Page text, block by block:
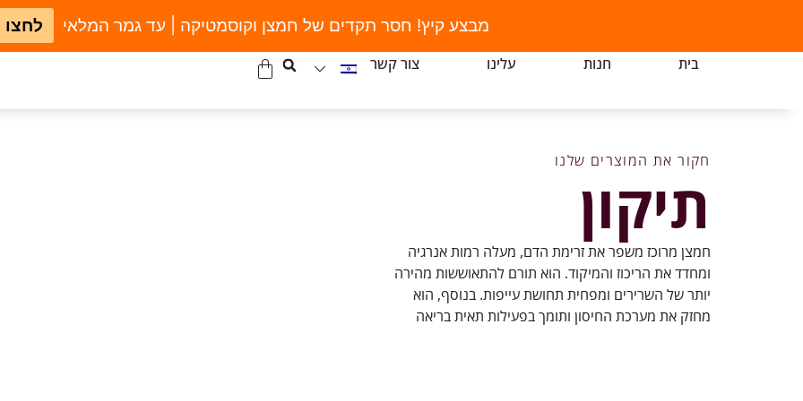
בית חנות עלינו צור קשר
חקור את המוצרים שלנו
תיקון
חמצן מרוכז משפר את זרימת הדם, מעלה רמות אנרגיה
ומחדד את הריכוז והמיקוד. הוא תורם להתאוששות מהירה
יותר של השרירים ומפחית תחושת עייפות. בנוסף, הוא
מחזק את מערכת החיסון ותומך בפעילות תאית בריאה
מבצע קיץ! חסר תקדים של חמצן וקוסמטיקה | עד גמר המלאי